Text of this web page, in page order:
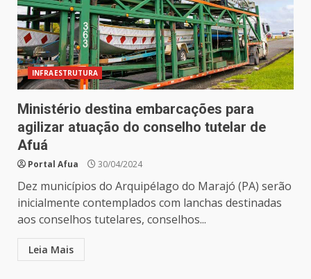
INFRAESTRUTURA
Ministério destina embarcações para
agilizar atuação do conselho tutelar de
Afuá
Portal Afua 30/04/2024
Dez municípios do Arquipélago do Marajó (PA) serão
inicialmente contemplados com lanchas destinadas
aos conselhos tutelares, conselhos...
Leia Mais